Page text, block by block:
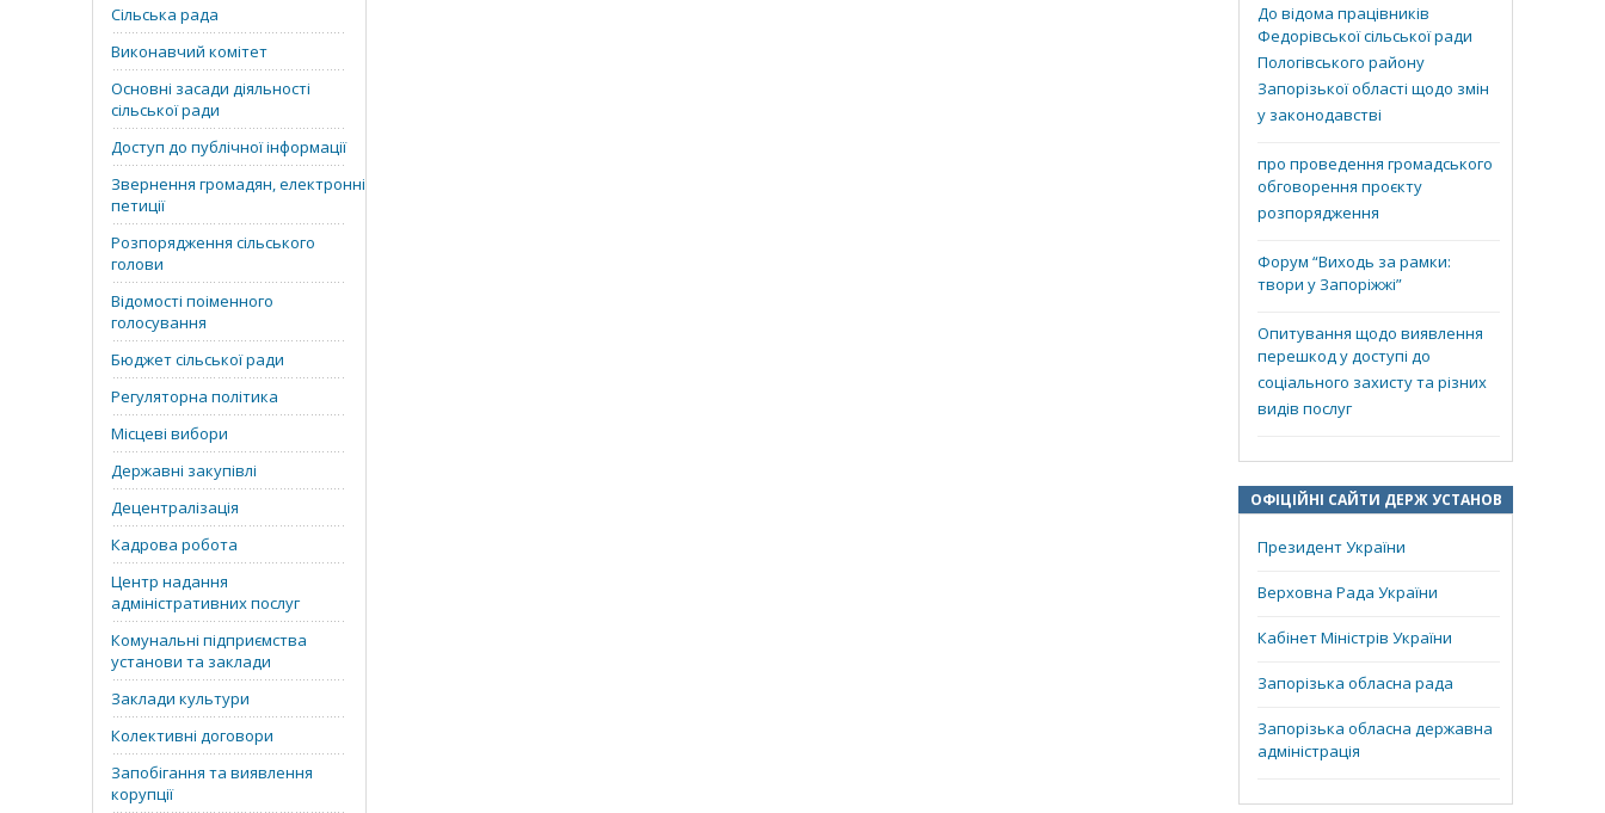
Сільська рада
Виконавчий комітет
Основні засади діяльності
сільської ради
Доступ до публічної інформації
Звернення громадян, електронні
петиції
Розпорядження сільського
голови
Відомості поіменного
голосування
Бюджет сільської ради
Регуляторна політика
Місцеві вибори
Державні закупівлі
Децентралізація
Кадрова робота
Центр надання
адміністративних послуг
Комунальні підприємства
установи та заклади
Заклади культури
Колективні договори
Запобігання та виявлення
корупції
До відома працівників
Федорівської сільської ради
Пологівського району
Запорізької області щодо змін
у законодавстві
про проведення громадського
обговорення проєкту
розпорядження
Форум “Виходь за рамки:
твори у Запоріжжі”
Опитування щодо виявлення
перешкод у доступі до
соціального захисту та різних
видів послуг
ОФІЦІЙНІ САЙТИ ДЕРЖ УСТАНОВ
Президент України
Верховна Рада України
Кабінет Міністрів України
Запорізька обласна рада
Запорізька обласна державна
адміністрація